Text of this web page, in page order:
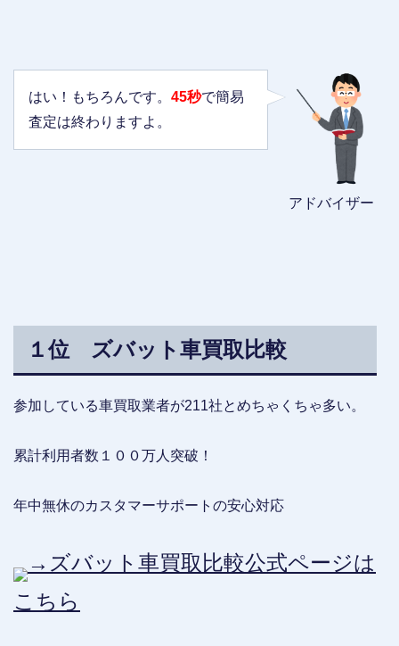
アドバイザー
はい！もちろんです。 45秒で簡易
査定は終わりますよ。
１位 ズバット車買取比較
参加している車買取業者が211社とめちゃくちゃ多い。
累計利用者数１００万人突破！
年中無休のカスタマーサポートの安心対応
→ズバット車買取比較公式ページは
こちら